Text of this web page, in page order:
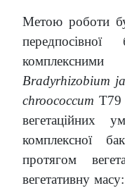
Метою роботи
передпосівної
комплексними
Bradyrhizobium
chroococcum Т79
вегетаційних
комплексної
протягом
вегетативну